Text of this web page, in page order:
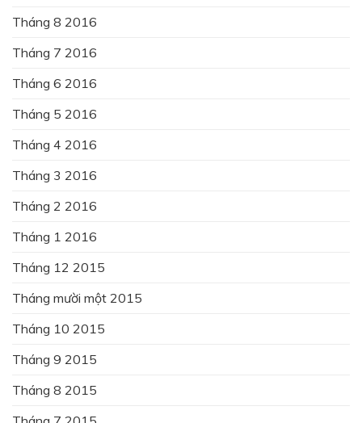
Tháng 8 2016
Tháng 7 2016
Tháng 6 2016
Tháng 5 2016
Tháng 4 2016
Tháng 3 2016
Tháng 2 2016
Tháng 1 2016
Tháng 12 2015
Tháng mười một 2015
Tháng 10 2015
Tháng 9 2015
Tháng 8 2015